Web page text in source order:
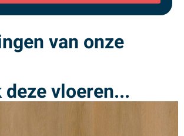
van onze
vloeren...